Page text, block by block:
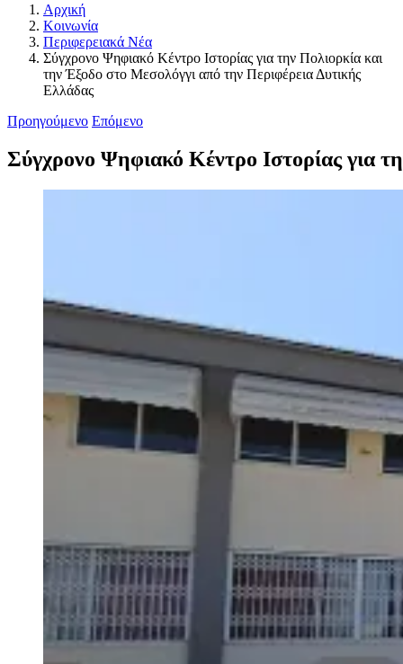
Αρχική
Κοινωνία
Περιφερειακά Νέα
Σύγχρονο Ψηφιακό Κέντρο Ιστορίας για την Πολιορκία και
την Έξοδο στο Μεσολόγγι από την Περιφέρεια Δυτικής
Ελλάδας
Προηγούμενο Επόμενο
Σύγχρονο Ψηφιακό Κέντρο Ιστορίας για